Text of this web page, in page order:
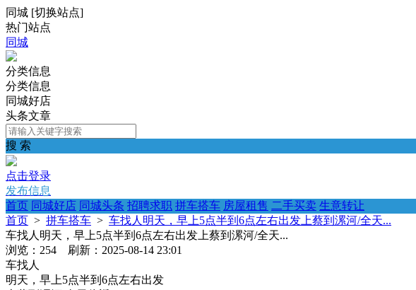
同城 [切换站点]
热门站点
同城
分类信息
分类信息
同城好店
头条文章
搜 索
点击登录
发布信息
首页 同城好店 同城头条 招聘求职 拼车搭车 房屋租售 二手买卖 生意转让
首页 > 拼车搭车 > 车找人明天，早上5点半到6点左右出发上蔡到漯河/全天...
车找人明天，早上5点半到6点左右出发上蔡到漯河/全天...
浏览：254 刷新：2025-08-14 23:01
车找人
明天，早上5点半到6点左右出发